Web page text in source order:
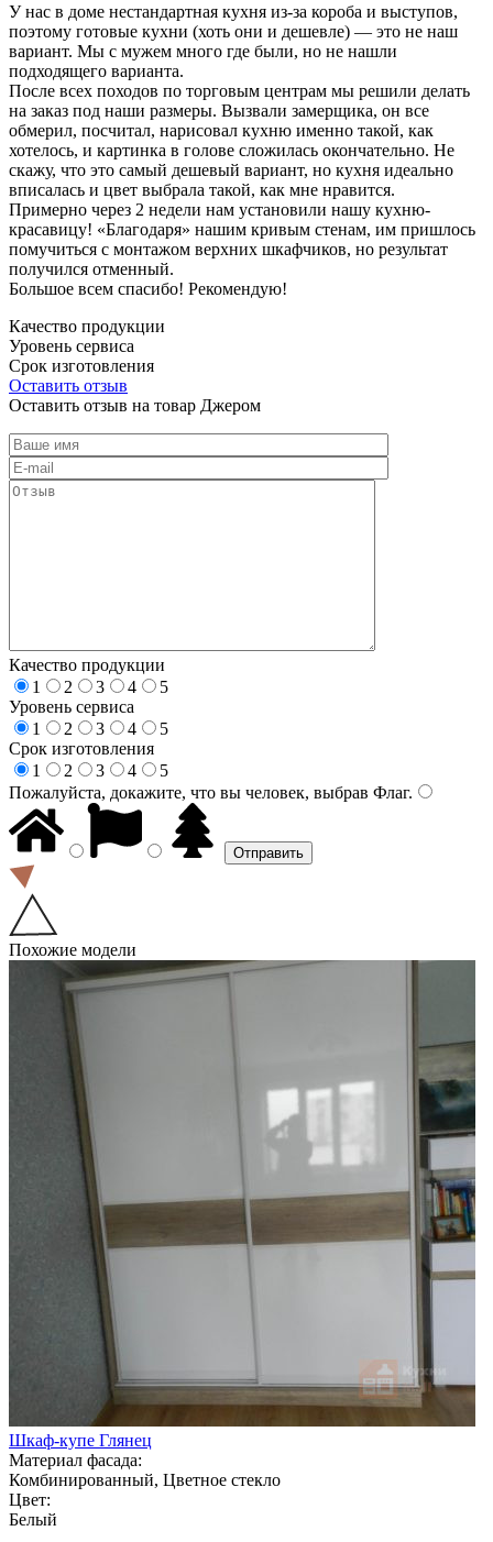
У нас в доме нестандартная кухня из-за короба и выступов,
поэтому готовые кухни (хоть они и дешевле) — это не наш
вариант. Мы с мужем много где были, но не нашли
подходящего варианта.
После всех походов по торговым центрам мы решили делать
на заказ под наши размеры. Вызвали замерщика, он все
обмерил, посчитал, нарисовал кухню именно такой, как
хотелось, и картинка в голове сложилась окончательно. Не
скажу, что это самый дешевый вариант, но кухня идеально
вписалась и цвет выбрала такой, как мне нравится.
Примерно через 2 недели нам установили нашу кухню-
красавицу! «Благодаря» нашим кривым стенам, им пришлось
помучиться с монтажом верхних шкафчиков, но результат
получился отменный.
Большое всем спасибо! Рекомендую!
Качество продукции
Уровень сервиса
Срок изготовления
Оставить отзыв
Оставить отзыв на товар Джером
Качество продукции
1
2 3 4
5
Уровень сервиса
1
2 3 4
5
Срок изготовления
1
2 3 4
5
Пожалуйста, докажите, что вы человек, выбрав Флаг.
Похожие модели
Шкаф-купе Глянец
Материал фасада:
Комбинированный, Цветное стекло
Цвет:
Белый